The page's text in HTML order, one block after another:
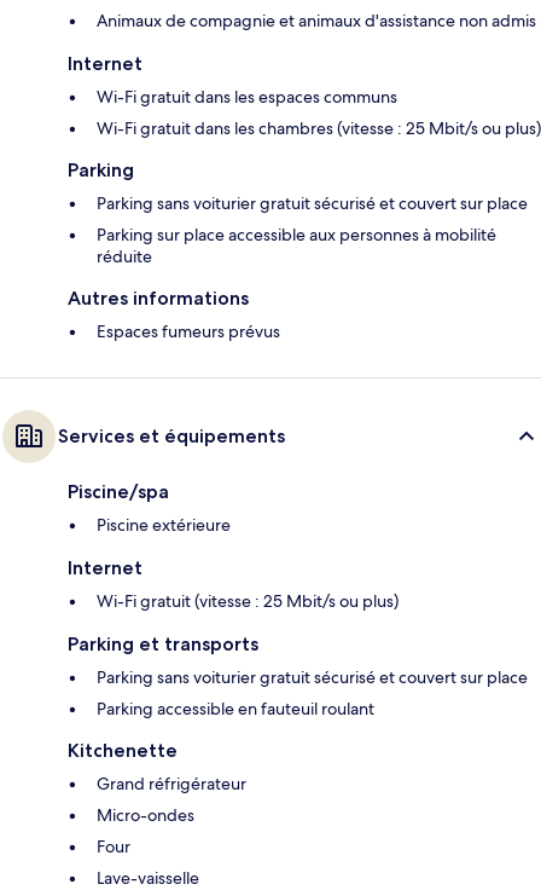
Animaux de compagnie et animaux d'assistance non admis
Internet
Wi-Fi gratuit dans les espaces communs
Wi-Fi gratuit dans les chambres (vitesse : 25 Mbit/s ou plus)
Parking
Parking sans voiturier gratuit sécurisé et couvert sur place
Parking sur place accessible aux personnes à mobilité
réduite
Autres informations
Espaces fumeurs prévus
Services et équipements
Piscine/spa
Piscine extérieure
Internet
Wi-Fi gratuit (vitesse : 25 Mbit/s ou plus)
Parking et transports
Parking sans voiturier gratuit sécurisé et couvert sur place
Parking accessible en fauteuil roulant
Kitchenette
Grand réfrigérateur
Micro-ondes
Four
Lave-vaisselle